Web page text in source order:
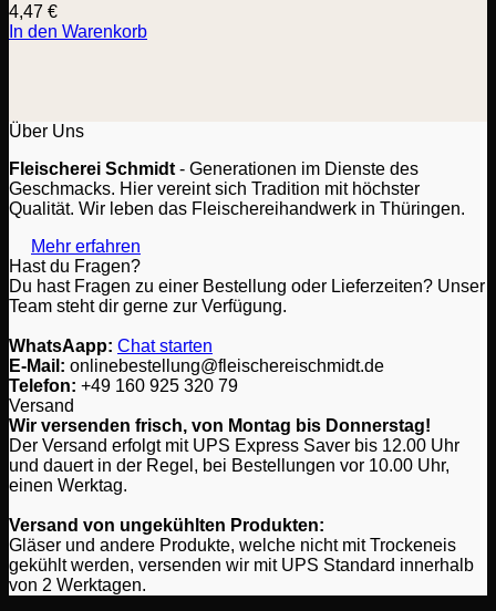
4,47 €
In den Warenkorb
Über Uns
Fleischerei Schmidt - Generationen im Dienste des
Geschmacks. Hier vereint sich Tradition mit höchster
Qualität. Wir leben das Fleischereihandwerk in Thüringen.
Mehr erfahren
Hast du Fragen?
Du hast Fragen zu einer Bestellung oder Lieferzeiten? Unser
Team steht dir gerne zur Verfügung.
WhatsAapp: Chat starten
E-Mail: onlinebestellung@fleischereischmidt.de
Telefon: ‎+49 160 925 320 79
Versand
Wir versenden frisch, von Montag bis Donnerstag!
Der Versand erfolgt mit UPS Express Saver bis 12.00 Uhr
und dauert in der Regel, bei Bestellungen vor 10.00 Uhr,
einen Werktag.
Versand von ungekühlten Produkten:
Gläser und andere Produkte, welche nicht mit Trockeneis
gekühlt werden, versenden wir mit UPS Standard innerhalb
von 2 Werktagen.